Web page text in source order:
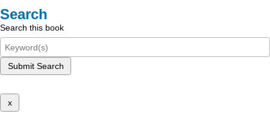
Search
Search this book
Submit Search
x